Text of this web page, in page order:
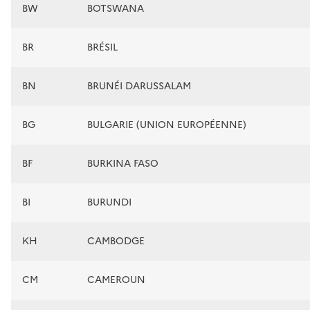
BW BOTSWANA
BR BRÉSIL
BN BRUNÉI DARUSSALAM
BG BULGARIE (UNION EUROPÉENNE)
BF BURKINA FASO
BI BURUNDI
KH CAMBODGE
CM CAMEROUN